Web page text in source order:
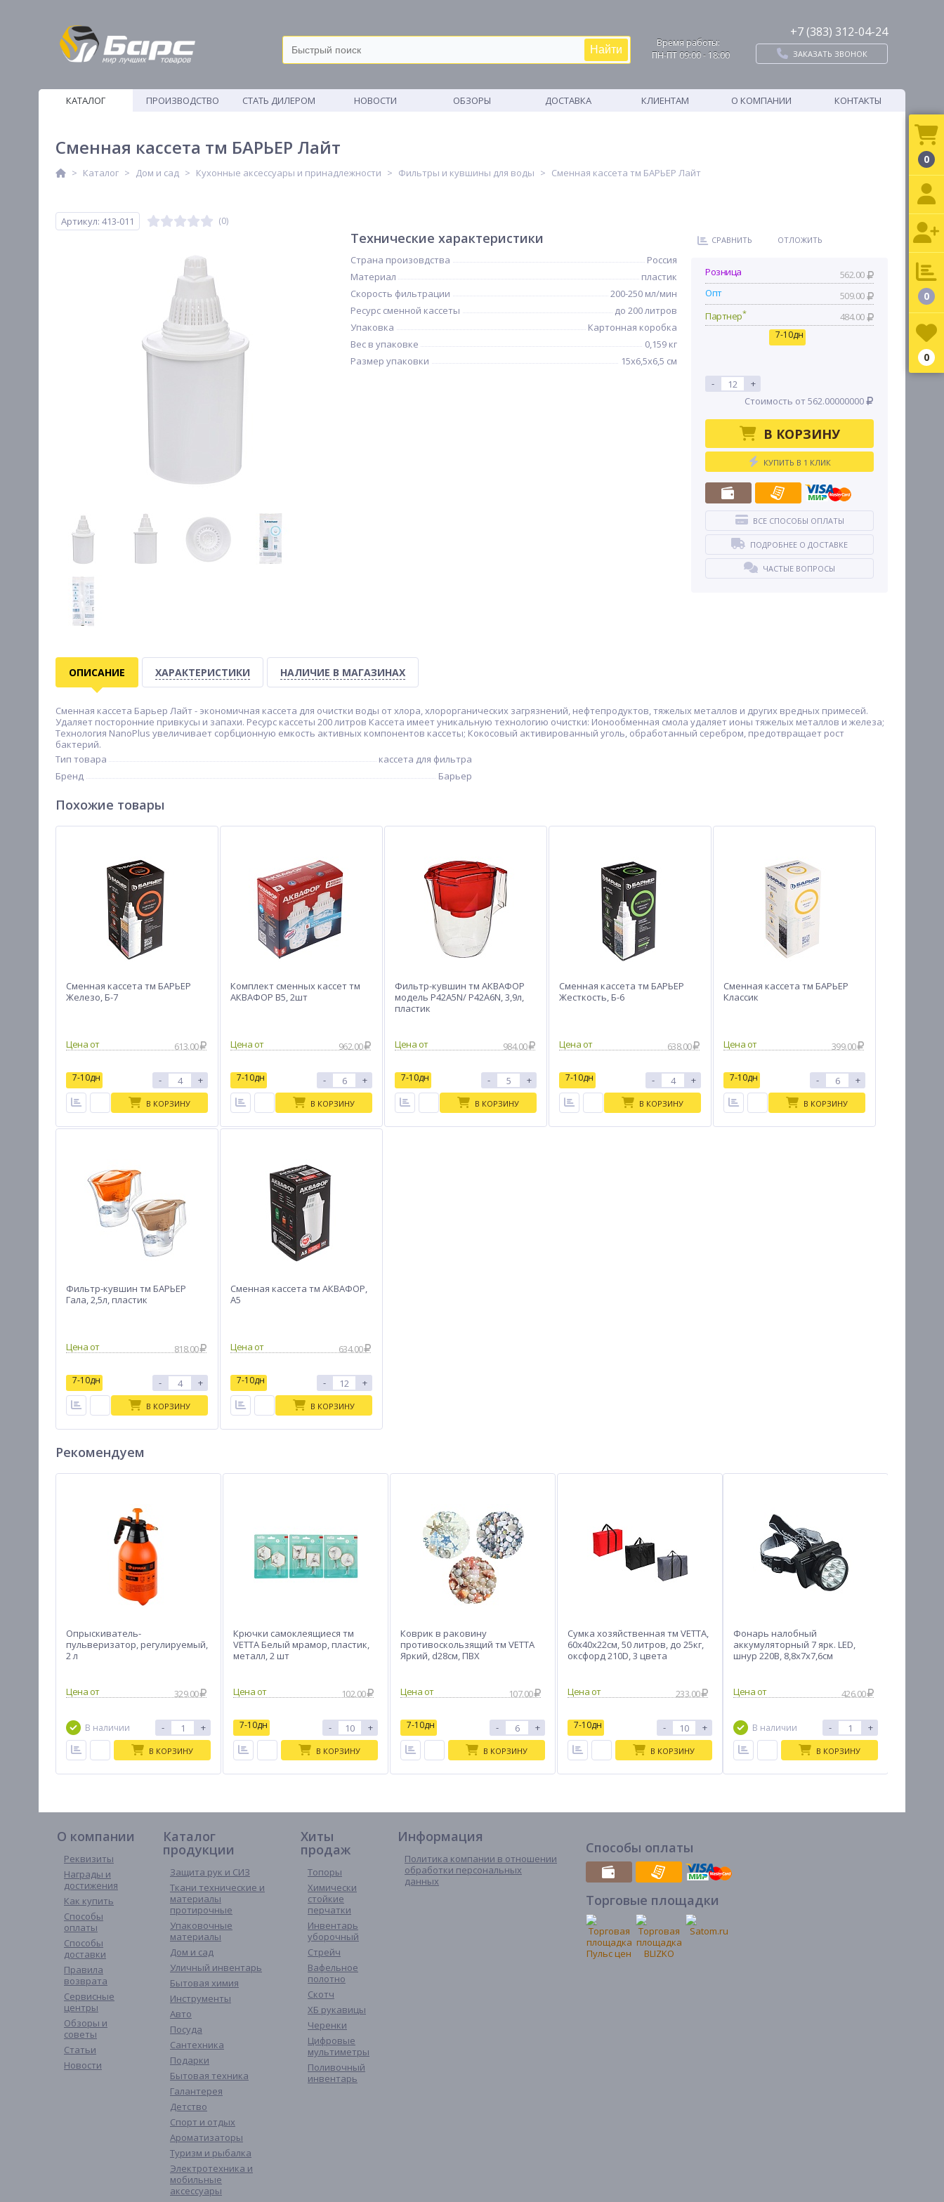
Найти
Время работы:
ПН-ПТ 09:00 - 18:00
+7 (383) 312-04-24
ЗАКАЗАТЬ ЗВОНОК
КАТАЛОГ
ПРОИЗВОДСТВО
СТАТЬ ДИЛЕРОМ НОВОСТИ ОБЗОРЫ ДОСТАВКА КЛИЕНТАМ О КОМПАНИИ КОНТАКТЫ
Сменная кассета тм БАРЬЕР Лайт
Каталог Дом и сад Кухонные аксессуары и принадлежности Фильтры и кувшины для воды Сменная кассета тм БАРЬЕР Лайт
Артикул: 413-011 (0)
Технические характеристики
Страна произовдства
Россия
Материал
пластик
Cкорость фильтрации
200-250 мл/мин
Ресурс сменной кассеты
до 200 литров
Упаковка
Картонная коробка
Вес в упаковке
0,159 кг
Размер упаковки
15x6,5x6,5 см
СРАВНИТЬ ОТЛОЖИТЬ
Розница
562.00
Опт
509.00
Партнер* 484.00
7-10дн
-
+
Стоимость от 562.00000000
В КОРЗИНУ
КУПИТЬ В 1 КЛИК
ВСЕ СПОСОБЫ ОПЛАТЫ
ПОДРОБНЕЕ О ДОСТАВКЕ
ЧАСТЫЕ ВОПРОСЫ
ОПИСАНИЕ ХАРАКТЕРИСТИКИ НАЛИЧИЕ В МАГАЗИНАХ
Сменная кассета Барьер Лайт - экономичная кассета для очистки воды от хлора, хлорорганических загрязнений, нефтепродуктов, тяжелых металлов и других вредных примесей.
Удаляет посторонние привкусы и запахи. Ресурс кассеты 200 литров Кассета имеет уникальную технологию очистки: Ионообменная смола удаляет ионы тяжелых металлов и железа;
Технология NanoPlus увеличивает сорбционную емкость активных компонентов кассеты; Кокосовый активированный уголь, обработанный серебром, предотвращает рост
бактерий.
Тип товара
кассета для фильтра
Бренд
Барьер
Похожие товары
Сменная кассета тм БАРЬЕР
Железо, Б-7
Цена от 613.00
7-10дн - +
В КОРЗИНУ
Комплект сменных кассет тм
АКВАФОР В5, 2шт
Цена от 962.00
7-10дн - +
В КОРЗИНУ
Фильтр-кувшин тм АКВАФОР
модель P42A5N/ P42A6N, 3,9л,
пластик
Цена от 984.00
7-10дн - +
В КОРЗИНУ
Сменная кассета тм БАРЬЕР
Жесткость, Б-6
Цена от 638.00
7-10дн - +
В КОРЗИНУ
Сменная кассета тм БАРЬЕР
Классик
Цена от 399.00
7-10дн - +
В КОРЗИНУ
Фильтр-кувшин тм БАРЬЕР
Гала, 2,5л, пластик
Цена от 818.00
7-10дн - +
В КОРЗИНУ
Сменная кассета тм АКВАФОР,
А5
Цена от 634.00
7-10дн - +
В КОРЗИНУ
Рекомендуем
Опрыскиватель-
пульверизатор, регулируемый,
2 л
329.00
В наличии - +
В КОРЗИНУ
Крючки самоклеящиеся тм
VETTA Белый мрамор, пластик,
металл, 2 шт
102.00
7-10дн - +
В КОРЗИНУ
Коврик в раковину
противоскользящий тм VETTA
Яркий, d28см, ПВХ
107.00
7-10дн - +
В КОРЗИНУ
Сумка хозяйственная тм VETTA,
60х40х22см, 50 литров, до 25кг,
оксфорд 210D, 3 цвета
233.00
7-10дн - +
В КОРЗИНУ
Фонарь налобный
аккумуляторный 7 ярк. LED,
шнур 220В, 8,8х7х7,6см
426.00
В наличии - +
В КОРЗИНУ
О компании
Реквизиты
Награды и
достижения
Как купить
Способы
оплаты
Способы
доставки
Правила
возврата
Сервисные
центры
Обзоры и
советы
Статьи
Новости
Каталог
продукции
Защита рук и СИЗ
Ткани технические и
материалы
протирочные
Упаковочные
материалы
Дом и сад
Уличный инвентарь
Бытовая химия
Инструменты
Авто
Посуда
Сантехника
Подарки
Бытовая техника
Галантерея
Детство
Спорт и отдых
Ароматизаторы
Туризм и рыбалка
Электротехника и
мобильные
аксессуары
Хиты
продаж
Топоры
Химически
стойкие
перчатки
Инвентарь
уборочный
Стрейч
Вафельное
полотно
Скотч
ХБ рукавицы
Черенки
Цифровые
мультиметры
Поливочный
инвентарь
Информация
Политика компании в отношении
обработки персональных
данных
Способы оплаты
Торговые площадки
0
0
0